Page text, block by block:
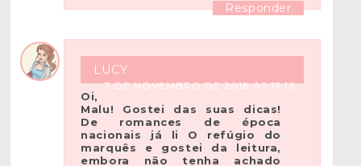
Responder
LUCY
7 DE NOVEMBRO DE 2018 ÀS 17:16
Oi,
Malu! Gostei das suas dicas!
De romances de época
nacionais já li O refúgio do
marquês e gostei da leitura,
embora não tenha achado